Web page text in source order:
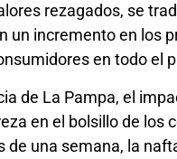
rezagados, se
un incremento en los
en todo el
de La Pampa, el
en el bolsillo de los
de una semana, la